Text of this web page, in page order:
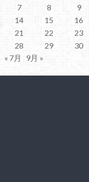
7
8 9
14
15 16
21
22 23
28
29 30
« 7月
9月 »